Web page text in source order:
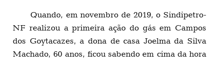
Quando, em novembro de 2019, o Sindipetro-
NF realizou a primeira ação do gás em Campos
dos Goytacazes, a dona de casa Joelma da Silva
Machado, 60 anos, ficou sabendo em cima da hora